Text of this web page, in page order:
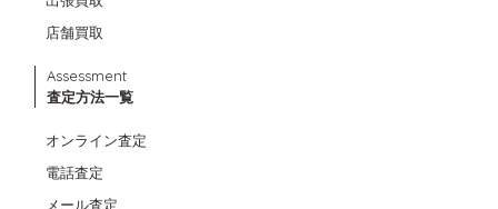
店舗買取
Assessment
査定方法一覧
オンライン査定
電話査定
メール査定